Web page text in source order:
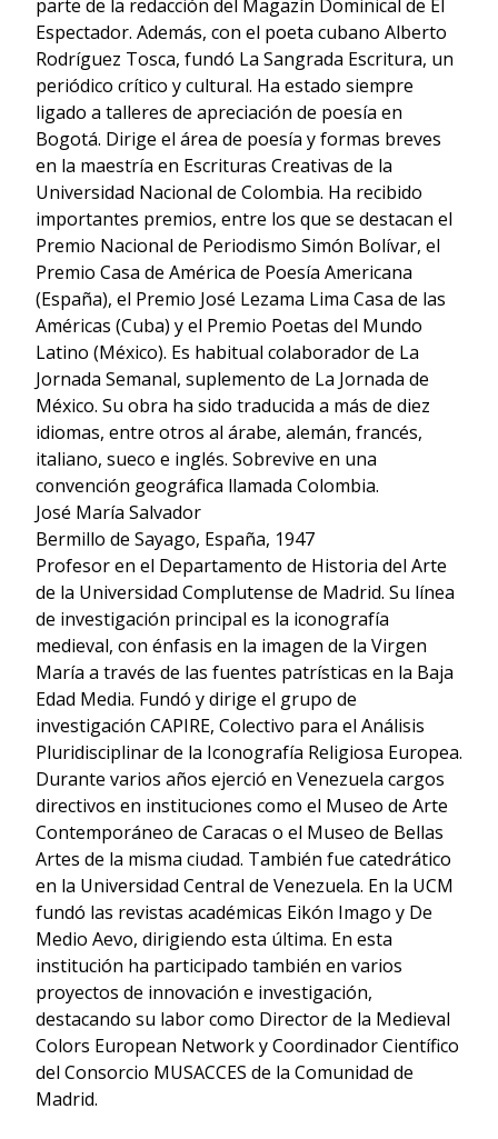
parte de la redacción del Magazín Dominical de El
Espectador. Además, con el poeta cubano Alberto
Rodríguez Tosca, fundó La Sangrada Escritura, un
periódico crítico y cultural. Ha estado siempre
ligado a talleres de apreciación de poesía en
Bogotá. Dirige el área de poesía y formas breves
en la maestría en Escrituras Creativas de la
Universidad Nacional de Colombia. Ha recibido
importantes premios, entre los que se destacan el
Premio Nacional de Periodismo Simón Bolívar, el
Premio Casa de América de Poesía Americana
(España), el Premio José Lezama Lima Casa de las
Américas (Cuba) y el Premio Poetas del Mundo
Latino (México). Es habitual colaborador de La
Jornada Semanal, suplemento de La Jornada de
México. Su obra ha sido traducida a más de diez
idiomas, entre otros al árabe, alemán, francés,
italiano, sueco e inglés. Sobrevive en una
convención geográfica llamada Colombia.
José María Salvador
Bermillo de Sayago, España, 1947
Profesor en el Departamento de Historia del Arte
de la Universidad Complutense de Madrid. Su línea
de investigación principal es la iconografía
medieval, con énfasis en la imagen de la Virgen
María a través de las fuentes patrísticas en la Baja
Edad Media. Fundó y dirige el grupo de
investigación CAPIRE, Colectivo para el Análisis
Pluridisciplinar de la Iconografía Religiosa Europea.
Durante varios años ejerció en Venezuela cargos
directivos en instituciones como el Museo de Arte
Contemporáneo de Caracas o el Museo de Bellas
Artes de la misma ciudad. También fue catedrático
en la Universidad Central de Venezuela. En la UCM
fundó las revistas académicas Eikón Imago y De
Medio Aevo, dirigiendo esta última. En esta
institución ha participado también en varios
proyectos de innovación e investigación,
destacando su labor como Director de la Medieval
Colors European Network y Coordinador Científico
del Consorcio MUSACCES de la Comunidad de
Madrid.